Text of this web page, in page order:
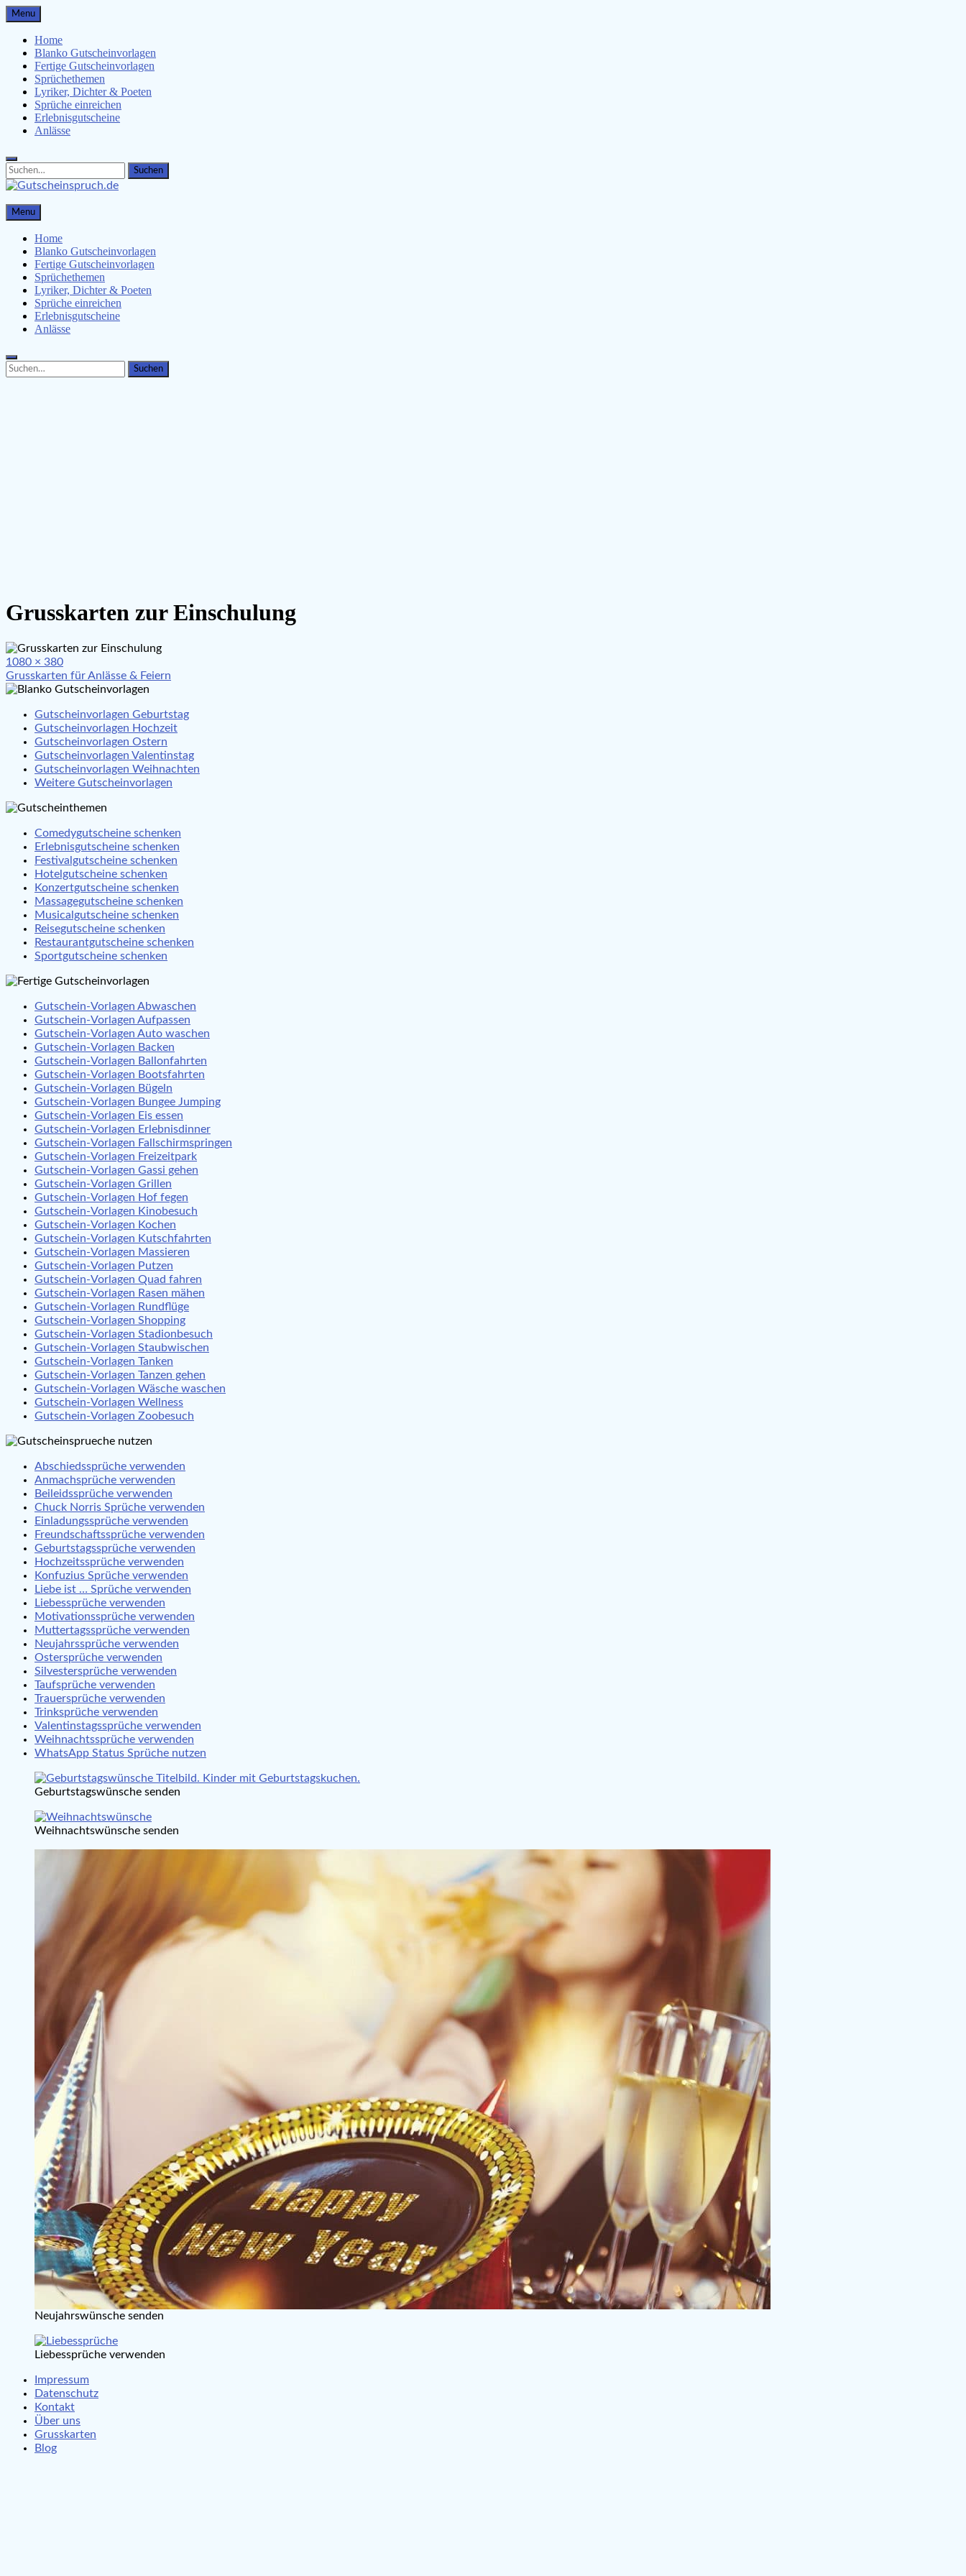
Skip
to
content
Menu
Home
Blanko Gutscheinvorlagen
Fertige Gutscheinvorlagen
Sprüchethemen
Lyriker, Dichter & Poeten
Sprüche einreichen
Erlebnisgutscheine
Anlässe
Search
for:
Search
Gutscheinspruch.de
Gutscheinsprüche & Gutscheinvorlagen finden
Menu
Home
Blanko Gutscheinvorlagen
Fertige Gutscheinvorlagen
Sprüchethemen
Lyriker, Dichter & Poeten
Sprüche einreichen
Erlebnisgutscheine
Anlässe
Search
for:
Search
Grusskarten zur Einschulung
Full
size
1080 × 380
Beitragsnavigation
Grusskarten für Anlässe & Feiern
Gutscheinvorlagen Geburtstag
Gutscheinvorlagen Hochzeit
Gutscheinvorlagen Ostern
Gutscheinvorlagen Valentinstag
Gutscheinvorlagen Weihnachten
Weitere Gutscheinvorlagen
Comedygutscheine schenken
Erlebnisgutscheine schenken
Festivalgutscheine schenken
Hotelgutscheine schenken
Konzertgutscheine schenken
Massagegutscheine schenken
Musicalgutscheine schenken
Reisegutscheine schenken
Restaurantgutscheine schenken
Sportgutscheine schenken
Gutschein-Vorlagen Abwaschen
Gutschein-Vorlagen Aufpassen
Gutschein-Vorlagen Auto waschen
Gutschein-Vorlagen Backen
Gutschein-Vorlagen Ballonfahrten
Gutschein-Vorlagen Bootsfahrten
Gutschein-Vorlagen Bügeln
Gutschein-Vorlagen Bungee Jumping
Gutschein-Vorlagen Eis essen
Gutschein-Vorlagen Erlebnisdinner
Gutschein-Vorlagen Fallschirmspringen
Gutschein-Vorlagen Freizeitpark
Gutschein-Vorlagen Gassi gehen
Gutschein-Vorlagen Grillen
Gutschein-Vorlagen Hof fegen
Gutschein-Vorlagen Kinobesuch
Gutschein-Vorlagen Kochen
Gutschein-Vorlagen Kutschfahrten
Gutschein-Vorlagen Massieren
Gutschein-Vorlagen Putzen
Gutschein-Vorlagen Quad fahren
Gutschein-Vorlagen Rasen mähen
Gutschein-Vorlagen Rundflüge
Gutschein-Vorlagen Shopping
Gutschein-Vorlagen Stadionbesuch
Gutschein-Vorlagen Staubwischen
Gutschein-Vorlagen Tanken
Gutschein-Vorlagen Tanzen gehen
Gutschein-Vorlagen Wäsche waschen
Gutschein-Vorlagen Wellness
Gutschein-Vorlagen Zoobesuch
Abschiedssprüche verwenden
Anmachsprüche verwenden
Beileidssprüche verwenden
Chuck Norris Sprüche verwenden
Einladungssprüche verwenden
Freundschaftssprüche verwenden
Geburtstagssprüche verwenden
Hochzeitssprüche verwenden
Konfuzius Sprüche verwenden
Liebe ist … Sprüche verwenden
Liebessprüche verwenden
Motivationssprüche verwenden
Muttertagssprüche verwenden
Neujahrssprüche verwenden
Ostersprüche verwenden
Silvestersprüche verwenden
Taufsprüche verwenden
Trauersprüche verwenden
Trinksprüche verwenden
Valentinstagssprüche verwenden
Weihnachtssprüche verwenden
WhatsApp Status Sprüche nutzen
Geburtstagswünsche senden
Weihnachtswünsche senden
Neujahrswünsche senden
Liebessprüche verwenden
Impressum
Datenschutz
Kontakt
Über uns
Grusskarten
Blog